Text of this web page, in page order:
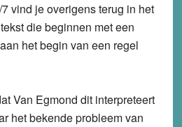
7 vind je overigens terug in het
die beginnen met een
het begin van een regel
Van Egmond dit interpreteert
het bekende probleem van